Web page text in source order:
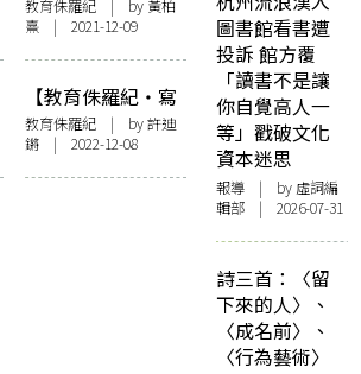
罷課中六生：香港
的未來，比DSE成
績更重要
教育侏羅紀| by 黃柏
熹| 2021-12-09
【教育侏羅紀・寫
作教育】寫作治
療，可以嗎？
教育侏羅紀| by許迪
鏘| 2022-12-08
圖書館看書遭
投訴 館方覆
「讀書不是讓
你自覺高人一
等」戳破文化
資本迷思
報導 | by 虛詞編
輯部 | 2026-07-31
詩三首：〈留
下來的人〉、
〈成名前〉、
〈行為藝術〉